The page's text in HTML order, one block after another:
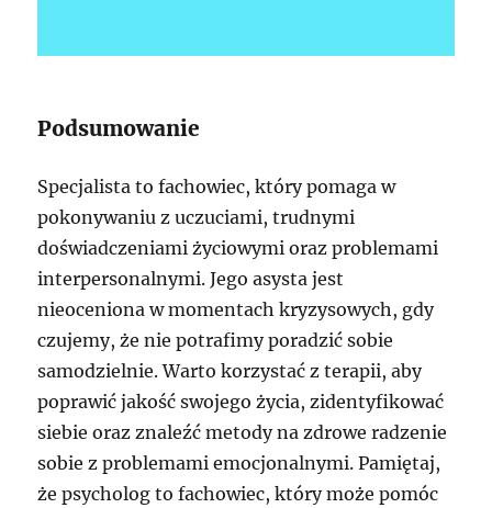
Podsumowanie
Specjalista to fachowiec, który pomaga w
pokonywaniu z uczuciami, trudnymi
doświadczeniami życiowymi oraz problemami
interpersonalnymi. Jego asysta jest
nieoceniona w momentach kryzysowych, gdy
czujemy, że nie potrafimy poradzić sobie
samodzielnie. Warto korzystać z terapii, aby
poprawić jakość swojego życia, zidentyfikować
siebie oraz znaleźć metody na zdrowe radzenie
sobie z problemami emocjonalnymi. Pamiętaj,
że psycholog to fachowiec, który może pomóc